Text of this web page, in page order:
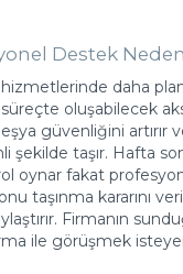
Destek
daha
oluşabilecek
güvenliğini artırır
şekilde taşır. Hafta
oynar fakat
taşınma
Firmanın
ile görüşmek